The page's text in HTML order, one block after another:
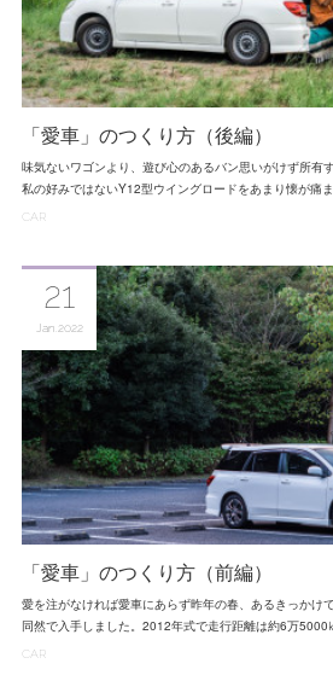
「愛車」のつくり方（後編）
味気ないワゴンより、遊び心のあるバン思いがけず所有
私の好みではないY12型ウイングロードをあまり懐が痛
CAR
「愛車」のつくり方（前編）
愛を注がなければ愛車にあらず昨年の春、あるきっかけ
同然で入手しました。2012年式で走行距離は約6万
21
Jan 2022
CAR